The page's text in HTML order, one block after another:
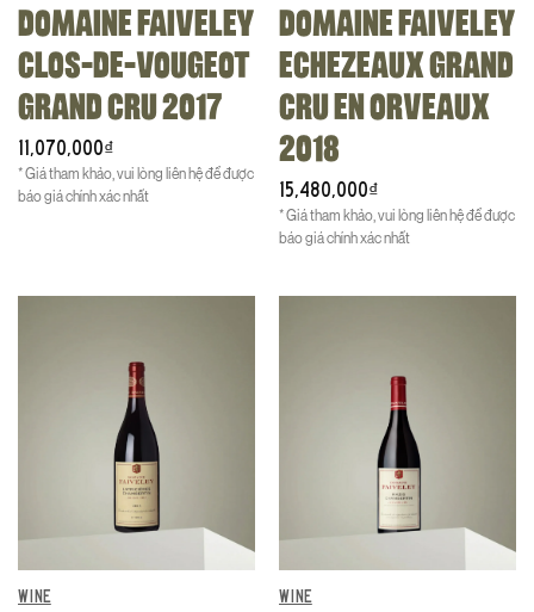
DOMAINE FAIVELEY
CLOS-DE-VOUGEOT
GRAND CRU 2017
11,070,000₫
* Giá tham khảo, vui lòng liên hệ để được
báo giá chính xác nhất
DOMAINE FAIVELEY
ECHEZEAUX GRAND
CRU EN ORVEAUX
2018
15,480,000₫
* Giá tham khảo, vui lòng liên hệ để được
báo giá chính xác nhất
WINE WINE